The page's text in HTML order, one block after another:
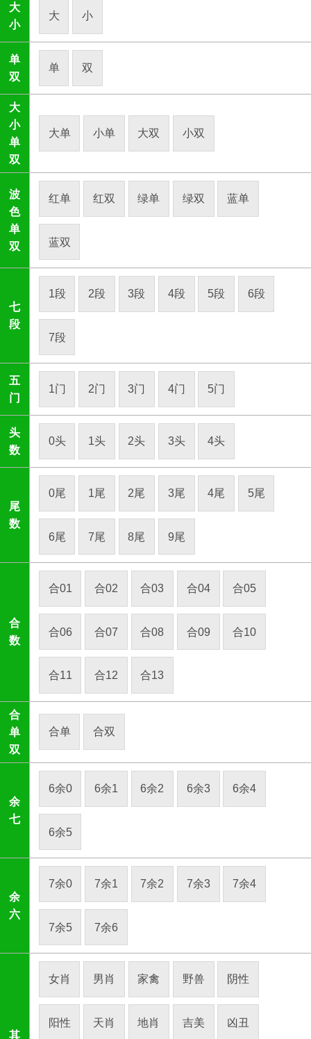
大
小
大 小
单
双
单 双
大
小
单
双
大单 小单 大双 小双
波
色
单
双
红单 红双 绿单 绿双 蓝单
蓝双
七
段
1段 2段 3段 4段 5段 6段
7段
五
门
1门 2门 3门 4门 5门
头
数
0头 1头 2头 3头 4头
尾
数
0尾 1尾 2尾 3尾 4尾 5尾
6尾 7尾 8尾 9尾
合
数
合01 合02 合03 合04 合05
合06 合07 合08 合09 合10
合11 合12 合13
合
单
双
合单 合双
余
七
6余0 6余1 6余2 6余3 6余4
6余5
余
六
7余0 7余1 7余2 7余3 7余4
7余5 7余6
其
女肖 男肖 家禽 野兽 阴性
阳性 天肖 地肖 吉美 凶丑